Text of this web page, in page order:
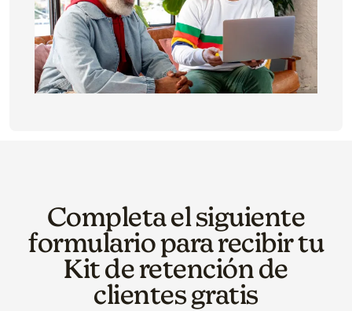
Completa el siguiente
formulario para recibir tu
Kit de retención de
clientes gratis